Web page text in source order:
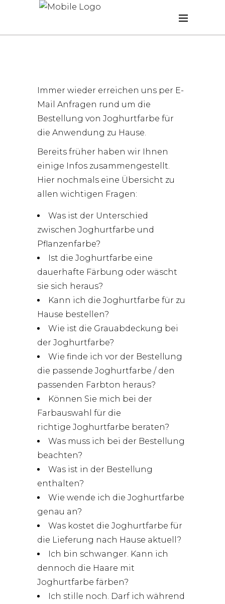
Immer wieder erreichen uns per E-
Mail Anfragen rund um die
Bestellung von Joghurtfarbe für
die Anwendung zu Hause.
Bereits früher haben wir Ihnen
einige Infos zusammengestellt.
Hier nochmals eine Übersicht zu
allen wichtigen Fragen:
Was ist der Unterschied
zwischen Joghurtfarbe und
Pflanzenfarbe?
Ist die Joghurtfarbe eine
dauerhafte Färbung oder wäscht
sie sich heraus?
Kann ich die Joghurtfarbe für zu
Hause bestellen?
Wie ist die Grauabdeckung bei
der Joghurtfarbe?
Wie finde ich vor der Bestellung
die passende Joghurtfarbe / den
passenden Farbton heraus?
Können Sie mich bei der
Farbauswahl für die
richtige Joghurtfarbe beraten?
Was muss ich bei der Bestellung
beachten?
Was ist in der Bestellung
enthalten?
Wie wende ich die Joghurtfarbe
genau an?
Was kostet die Joghurtfarbe für
die Lieferung nach Hause aktuell?
Ich bin schwanger. Kann ich
dennoch die Haare mit
Joghurtfarbe färben?
Ich stille noch. Darf ich während